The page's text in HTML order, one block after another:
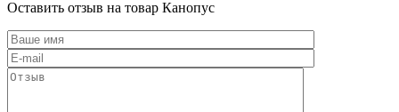
Оставить отзыв на товар Канопус